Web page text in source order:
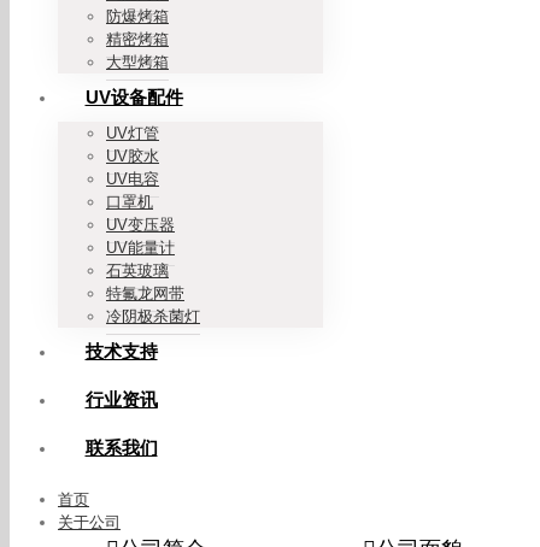
防爆烤箱
精密烤箱
大型烤箱
UV设备配件
UV灯管
UV胶水
UV电容
口罩机
UV变压器
UV能量计
石英玻璃
特氟龙网带
冷阴极杀菌灯
技术支持
行业资讯
联系我们
首页
关于公司